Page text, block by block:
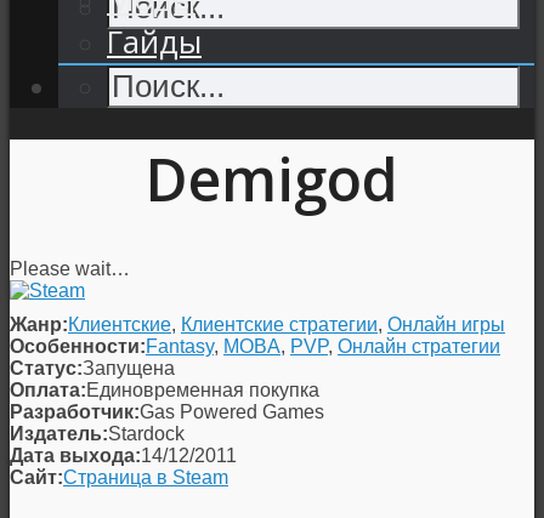
Гайды
Demigod
Please wait…
Жанр:Клиентские, Клиентские стратегии, Онлайн игры
Особенности:Fantasy, MOBA, PVP, Онлайн стратегии
Статус:Запущена
Оплата:Единовременная покупка
Разработчик:Gas Powered Games
Издатель:Stardock
Дата выхода:14/12/2011
Сайт:Страница в Steam